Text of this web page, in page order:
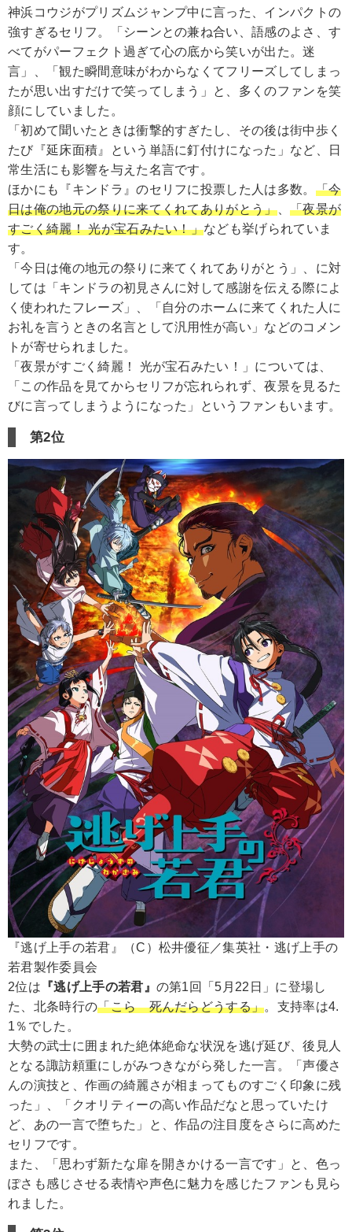
神浜コウジがプリズムジャンプ中に言った、インパクトの
強すぎるセリフ。「シーンとの兼ね合い、語感のよさ、す
べてがパーフェクト過ぎて心の底から笑いが出た。迷
言」、「観た瞬間意味がわからなくてフリーズしてしまっ
たが思い出すだけで笑ってしまう」と、多くのファンを笑
顔にしていました。
「初めて聞いたときは衝撃的すぎたし、その後は街中歩く
たび『延床面積』という単語に釘付けになった」など、日
常生活にも影響を与えた名言です。
ほかにも『キンドラ』のセリフに投票した人は多数。 「今
日は俺の地元の祭りに来てくれてありがとう」、「夜景が
すごく綺麗！ 光が宝石みたい！」なども挙げられていま
す。
「今日は俺の地元の祭りに来てくれてありがとう」、に対
しては「キンドラの初見さんに対して感謝を伝える際によ
く使われたフレーズ」、「自分のホームに来てくれた人に
お礼を言うときの名言として汎用性が高い」などのコメン
トが寄せられました。
「夜景がすごく綺麗！ 光が宝石みたい！」については、
「この作品を見てからセリフが忘れられず、夜景を見るた
びに言ってしまうようになった」というファンもいます。
第2位
『逃げ上手の若君』（C）松井優征／集英社・逃げ上手の
若君製作委員会
2位は 『逃げ上手の若君』 の第1回「5月22日」に登場し
た、北条時行の「こら 死んだらどうする」。支持率は4.
1％でした。
大勢の武士に囲まれた絶体絶命な状況を逃げ延び、後見人
となる諏訪頼重にしがみつきながら発した一言。「声優さ
んの演技と、作画の綺麗さが相まってものすごく印象に残
った」、「クオリティーの高い作品だなと思っていたけ
ど、あの一言で堕ちた」と、作品の注目度をさらに高めた
セリフです。
また、「思わず新たな扉を開きかける一言です」と、色っ
ぽさも感じさせる表情や声色に魅力を感じたファンも見ら
れました。